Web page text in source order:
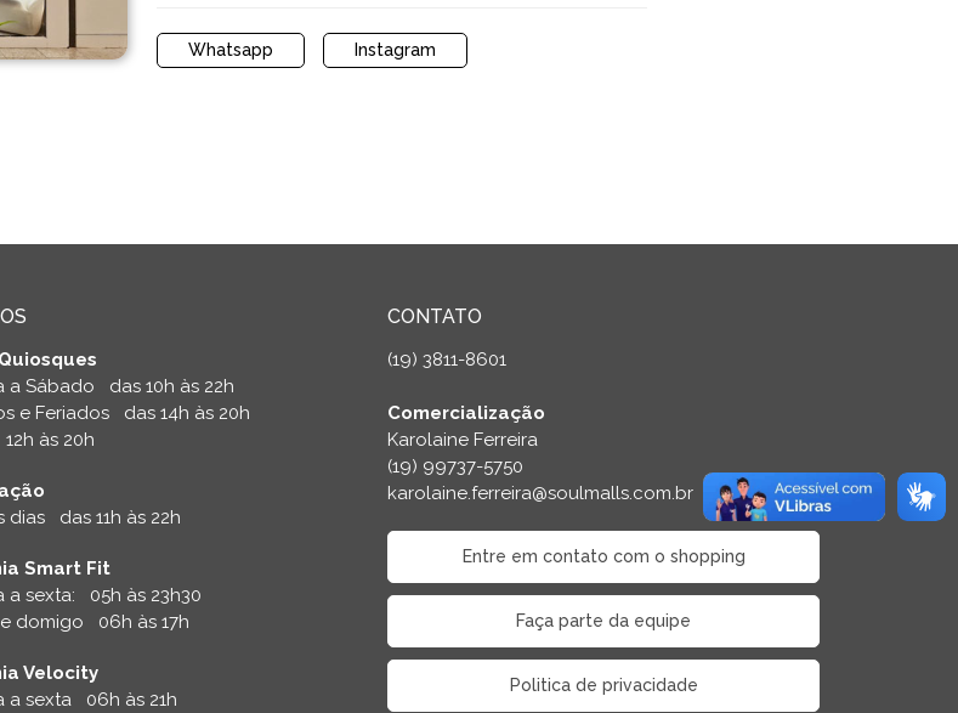
Whatsapp Instagram
a Sábado das 10h às 22h
e Feriados das 14h às 20h
às 20h
dias das 11h às 22h
Smart Fit
a sexta: 05h às 23h30
domigo 06h às 17h
Velocity
a sexta 06h às 21h
CONTATO
(19) 3811-8601
Comercialização
Karolaine Ferreira
(19) 99737-5750
karolaine.ferreira@soulmalls.com.br
Entre em contato com o shopping
Faça parte da equipe
Politica de privacidade